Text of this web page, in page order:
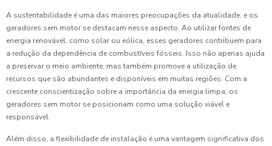
A sustentabilidade é uma das maiores preocupações da atualidade, e os
geradores sem motor se destacam nesse aspecto. Ao utilizar fontes de
energia renovável, como solar ou eólica, esses geradores contribuem para
a redução da dependência de combustíveis fósseis. Isso não apenas ajuda
a preservar o meio ambiente, mas também promove a utilização de
recursos que são abundantes e disponíveis em muitas regiões. Com a
crescente conscientização sobre a importância da energia limpa, os
geradores sem motor se posicionam como uma solução viável e
responsável.
Além disso, a flexibilidade de instalação é uma vantagem significativa dos